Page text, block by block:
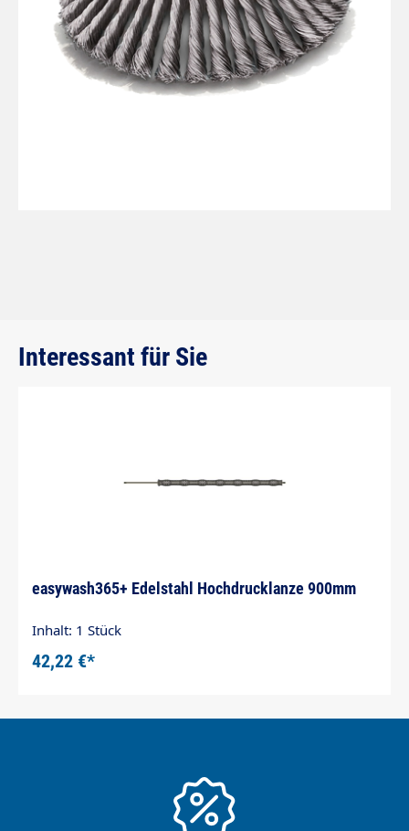
Produktgalerie überspringen
Interessant für Sie
easywash365+ Edelstahl Hochdrucklanze 900mm
Inhalt: 1 Stück
42,22 €*